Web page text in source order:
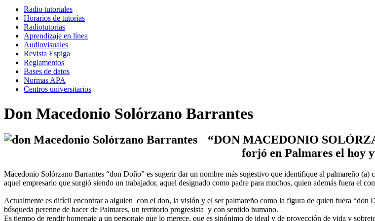
Radio tutoriales
Horarios de tutorías
Radiotutorías
Aprendizaje en línea
Audiovisuales
Revista Espiga
Reglamentos
Bases de datos
Normas APA
Centros universitarios
Don Macedonio Solórzano Barrantes
“DON MACEDONIO
forjó en Palmares el hoy
Macedonio Solórzano Barrantes “don Doño” es sugerir dar un nombre más sugestivo que identifique al palmareño (a)
aquel empresario que surgió siendo un trabajador, aquel designado como padre para muchos, quien además fuera el
Actualmente es difícil encontrar a alguien con el don, la visión y el ser palmareño como la figura de quien fuera “don
búsqueda perenne de hacer de Palmares, un territorio progresista y con sentido humano.
Es tiempo de rendir homenaje a un personaje que lo merece, que es sinónimo de ideal y de proyección de vida y